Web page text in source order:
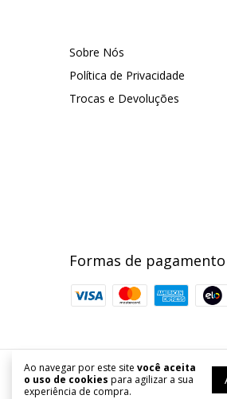
Ao navegar por este site você aceita
o uso de cookies para agilizar a sua
experiência de compra.
Sobre Nós
Política de Privacidade
Trocas e Devoluções
Formas de pagamento
Armarinhos Kanstar
©2026. Armarinhos Kanstar -